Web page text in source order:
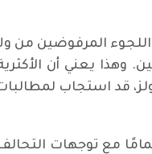
تم بالفعل ترحيل 1063 من
وهذا يعني أن
قد استجاب
مع توجهات